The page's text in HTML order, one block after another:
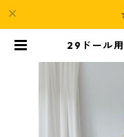
29ドール